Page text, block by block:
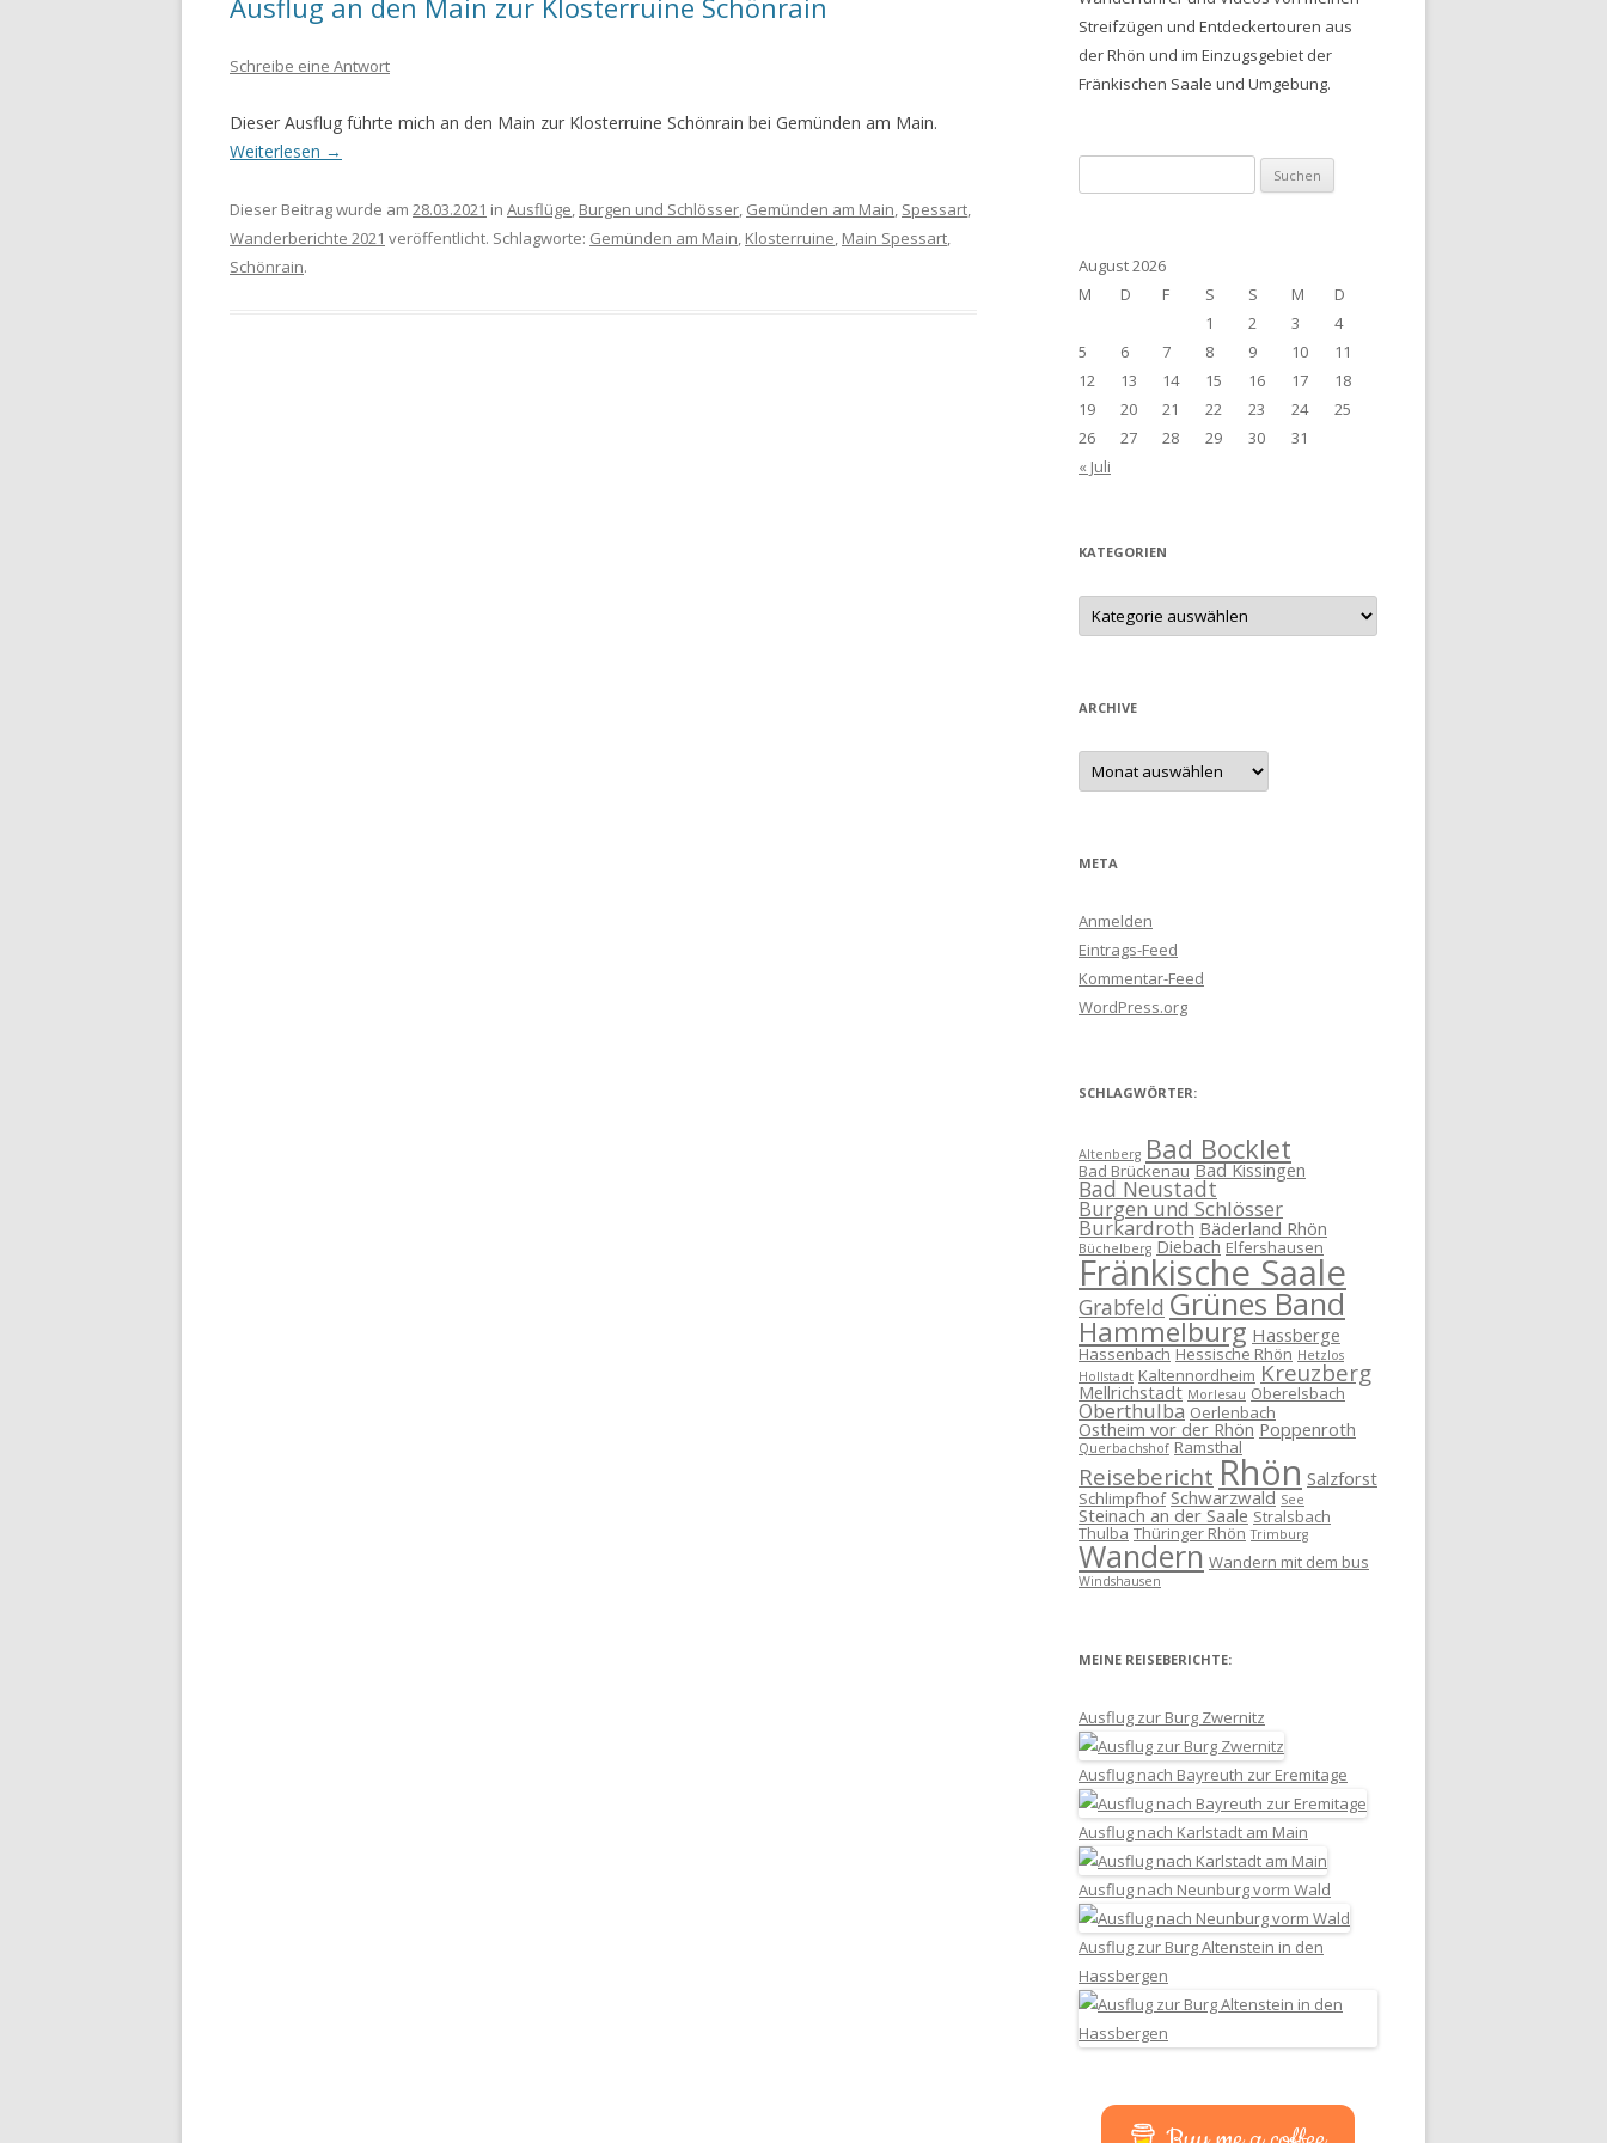
MEINE WANDERUNGEN 2021
KREUZBERG BIS HAMMELBURG
MAINTAL
Ausflug an den Main zur Klosterruine Schönrain
Schreibe eine Antwort
Dieser Ausflug führte mich an den Main zur Klosterruine Schönrain bei Gemünden am Main.
Weiterlesen →
Dieser Beitrag wurde am 28.03.2021 in Ausflüge, Burgen und Schlösser, Gemünden am Main, Spessart,
Wanderberichte 2021 veröffentlicht. Schlagworte: Gemünden am Main, Klosterruine, Main Spessart,
Schönrain.
Streifzügen und Entdeckertouren aus
der Rhön und im Einzugsgebiet der
Fränkischen Saale und Umgebung.
nach:
August 2026
M
D F S S M
D
1
2 3
4
5
6 7 8 9 10
11
12
13 14 15 16 17
18
19
20 21 22 23 24
25
26
27 28 29 30
31
« Juli
KATEGORIEN
Kategorien
ARCHIVE
Archive
META
Anmelden
Eintrags-Feed
Kommentar-Feed
WordPress.org
SCHLAGWÖRTER:
Altenberg Bad Bocklet
Bad Brückenau Bad Kissingen
Bad Neustadt
Burgen und Schlösser
Burkardroth Bäderland Rhön
Büchelberg Diebach Elfershausen
Fränkische Saale
Grabfeld Grünes Band
Hammelburg Hassberge
Hassenbach Hessische Rhön Hetzlos
Hollstadt Kaltennordheim Kreuzberg
Mellrichstadt Morlesau Oberelsbach
Oberthulba Oerlenbach
Ostheim vor der Rhön Poppenroth
Querbachshof Ramsthal
ReiseberichtRhön Salzforst
Schlimpfhof Schwarzwald See
Steinach an der Saale Stralsbach
Thulba Thüringer Rhön Trimburg
Wandern Wandern mit dem bus
Windshausen
MEINE REISEBERICHTE:
Ausflug zur Burg Zwernitz
Ausflug nach Bayreuth zur Eremitage
Ausflug nach Karlstadt am Main
Ausflug nach Neunburg vorm Wald
Ausflug zur Burg Altenstein in den
Hassbergen